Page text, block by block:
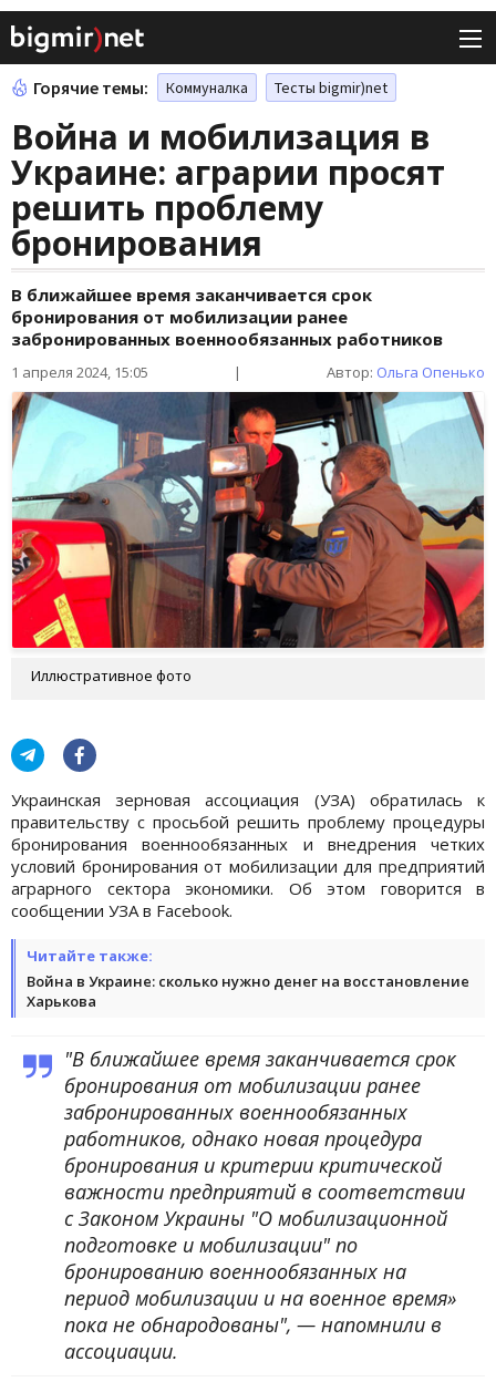
Горячие темы: Коммуналка Тесты bigmir)net
Война и мобилизация в
Украине: аграрии просят
решить проблему
бронирования
В ближайшее время заканчивается срок
бронирования от мобилизации ранее
забронированных военнообязанных работников
1 апреля 2024, 15:05 | Автор: Ольга Опенько
Иллюстративное фото
Украинская зерновая ассоциация (УЗА) обратилась к
правительству с просьбой решить проблему процедуры
бронирования военнообязанных и внедрения четких
условий бронирования от мобилизации для предприятий
аграрного сектора экономики. Об этом говорится в
сообщении УЗА в Facebook.
Читайте также:
Война в Украине: сколько нужно денег на восстановление
Харькова
"В ближайшее время заканчивается срок
бронирования от мобилизации ранее
забронированных военнообязанных
работников, однако новая процедура
бронирования и критерии критической
важности предприятий в соответствии
с Законом Украины "О мобилизационной
подготовке и мобилизации" по
бронированию военнообязанных на
период мобилизации и на военное время»
пока не обнародованы", — напомнили в
ассоциации.